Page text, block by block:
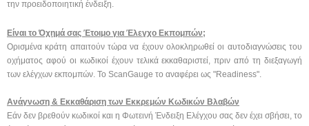
την προειδοποιητική ένδειξη.
Είναι το Όχημά σας Έτοιμο για Έλεγχο Εκπομπών;
Ορισμένα κράτη απαιτούν τώρα να έχουν ολοκληρωθεί οι αυτοδιαγνώσεις του
οχήματος αφού οι κωδικοί έχουν τελικά εκκαθαριστεί, πριν από τη διεξαγωγή
των ελέγχων εκπομπών. Το ScanGauge το αναφέρει ως "Readiness".
Ανάγνωση & Εκκαθάριση των Εκκρεμών Κωδικών Βλαβών
Εάν δεν βρεθούν κωδικοί και η Φωτεινή Ένδειξη Ελέγχου σας δεν έχει σβήσει, το